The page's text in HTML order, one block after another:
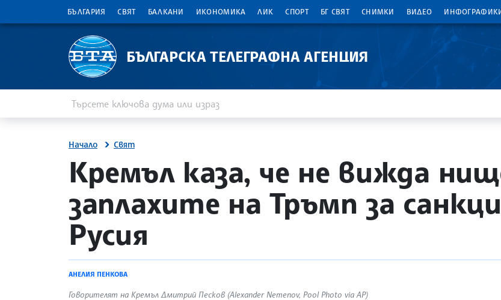
БЪЛГАРИЯ СВЯТ БАЛКАНИ ИКОНОМИКА ЛИК СПОРТ БГ СВЯТ СНИМКИ ВИДЕО
БЪЛГАРСКА ТЕЛЕГРАФНА АГЕНЦИЯ
Начало Свят
site.bta
Кремъл каза, че не вижда
заплахите на Тръмп за
Русия
АНЕЛИЯ ПЕНКОВА
Говорителят на Кремъл Дмитрий Песков (Alexander Nemenov, Pool Photo via AP)